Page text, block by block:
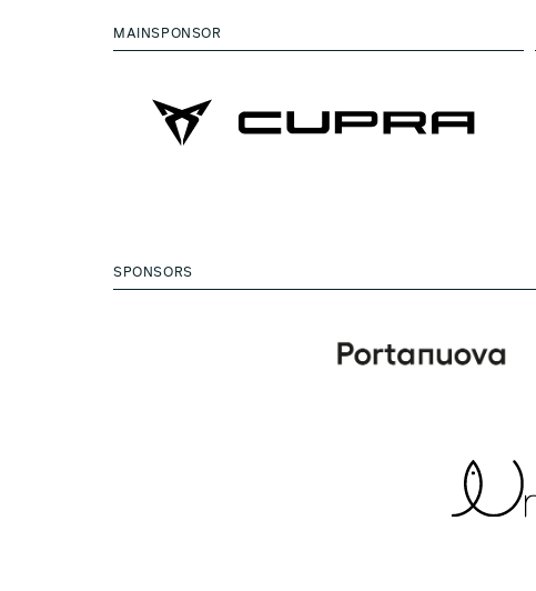
MAINSPONSOR
SPONSORS